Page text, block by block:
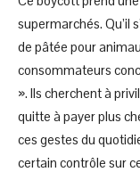
supermarchés. Qu’il
de pâtée pour
consommateurs
». Ils cherchent à
quitte à payer plus
ces gestes du
certain contrôle sur